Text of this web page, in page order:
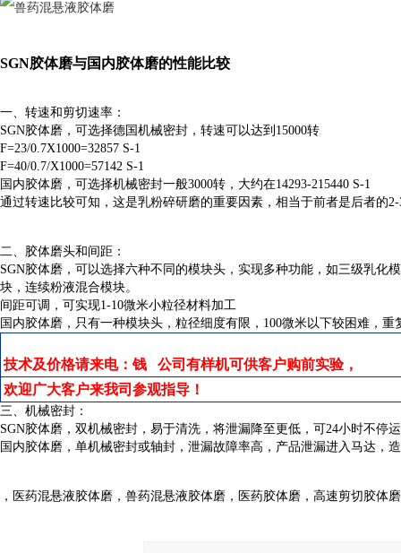
SGN胶体磨与国内胶体磨的性能比较
一、转速和剪切速率：
SGN胶体磨，可选择德国机械密封，转速可以达到15000转
F=23/0.7X1000=32857 S-1
F=40/0.7/X1000=57142 S-1
国内胶体磨，可选择机械密封一般3000转，大约在14293-215440 S-1
通过转速比较可知，这是乳粉碎研磨的重要因素，相当于前者是后者的2-
二、胶体磨头和间距：
SGN胶体磨，可以选择六种不同的模块头，实现多种功能，如三级乳化
块，连续粉液混合模块。
间距可调，可实现1-10微米小粒径材料加工
国内胶体磨，只有一种模块头，粒径细度有限，100微米以下较困难，重
技术及价格请来电：钱 公司有样机可供客户购前实验，
欢迎广大客户来我司参观指导！
三、机械密封：
SGN胶体磨，双机械密封，易于清洗，将泄漏降至更低，可24小时不停
国内胶体磨，单机械密封或轴封，泄漏故障率高，产品泄漏进入马达，
，医药混悬液胶体磨，兽药混悬液胶体磨，医药胶体磨，高速剪切胶体磨